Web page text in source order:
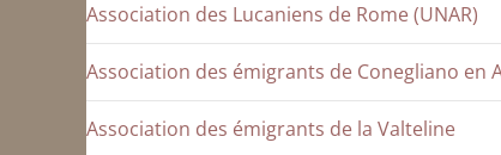
Association des Lucaniens de Rome (UNAR)
Association des émigrants de Conegliano en
Association des émigrants de la Valteline